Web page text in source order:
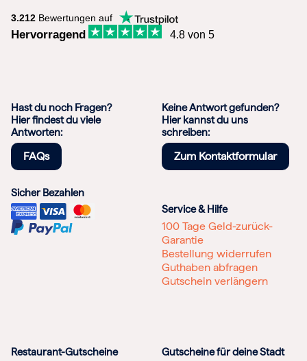
3.212 Bewertungen auf
Hervorragend 4.8 von 5
Hast du noch Fragen?
Hier findest du viele
Antworten:
FAQs
Keine Antwort gefunden?
Hier kannst du uns
schreiben:
Zum Kontaktformular
Sicher Bezahlen
Service & Hilfe
100 Tage Geld-zurück-
Garantie
Bestellung widerrufen
Guthaben abfragen
Gutschein verlängern
Restaurant-Gutscheine Gutscheine für deine Stadt